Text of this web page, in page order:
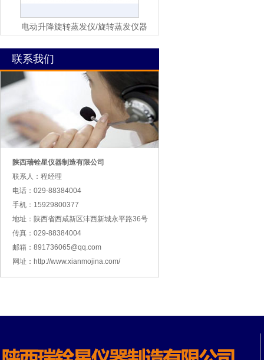
电动升降旋转蒸发仪/旋转蒸发仪器
联系我们
陕西瑞铨星仪器制造有限公司
联系人：程经理
电话：029-88384004
手机：15929800377
地址：陕西省西咸新区沣西新城永平路36号
传真：029-88384004
邮箱：891736065@qq.com
网址：http://www.xianmojina.com/